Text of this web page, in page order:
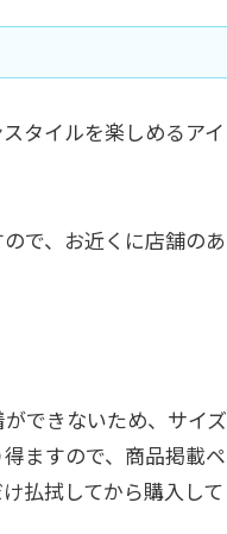
タイルを楽しめるアイ
で、お近くに店舗のあ
できないため、サイズ
ますので、商品掲載ペ
払拭してから購入して